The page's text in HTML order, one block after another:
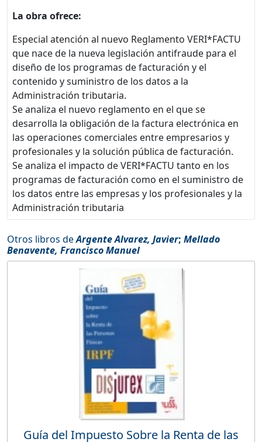
La obra ofrece:
Especial atención al nuevo Reglamento VERI*FACTU
que nace de la nueva legislación antifraude para el
diseño de los programas de facturación y el
contenido y suministro de los datos a la
Administración tributaria.
Se analiza el nuevo reglamento en el que se
desarrolla la obligación de la factura electrónica en
las operaciones comerciales entre empresarios y
profesionales y la solución pública de facturación.
Se analiza el impacto de VERI*FACTU tanto en los
programas de facturación como en el suministro de
los datos entre las empresas y los profesionales y la
Administración tributaria
Otros libros deArgente Alvarez, Javier; Mellado
Benavente, Francisco Manuel
Guía del Impuesto Sobre la Renta de las